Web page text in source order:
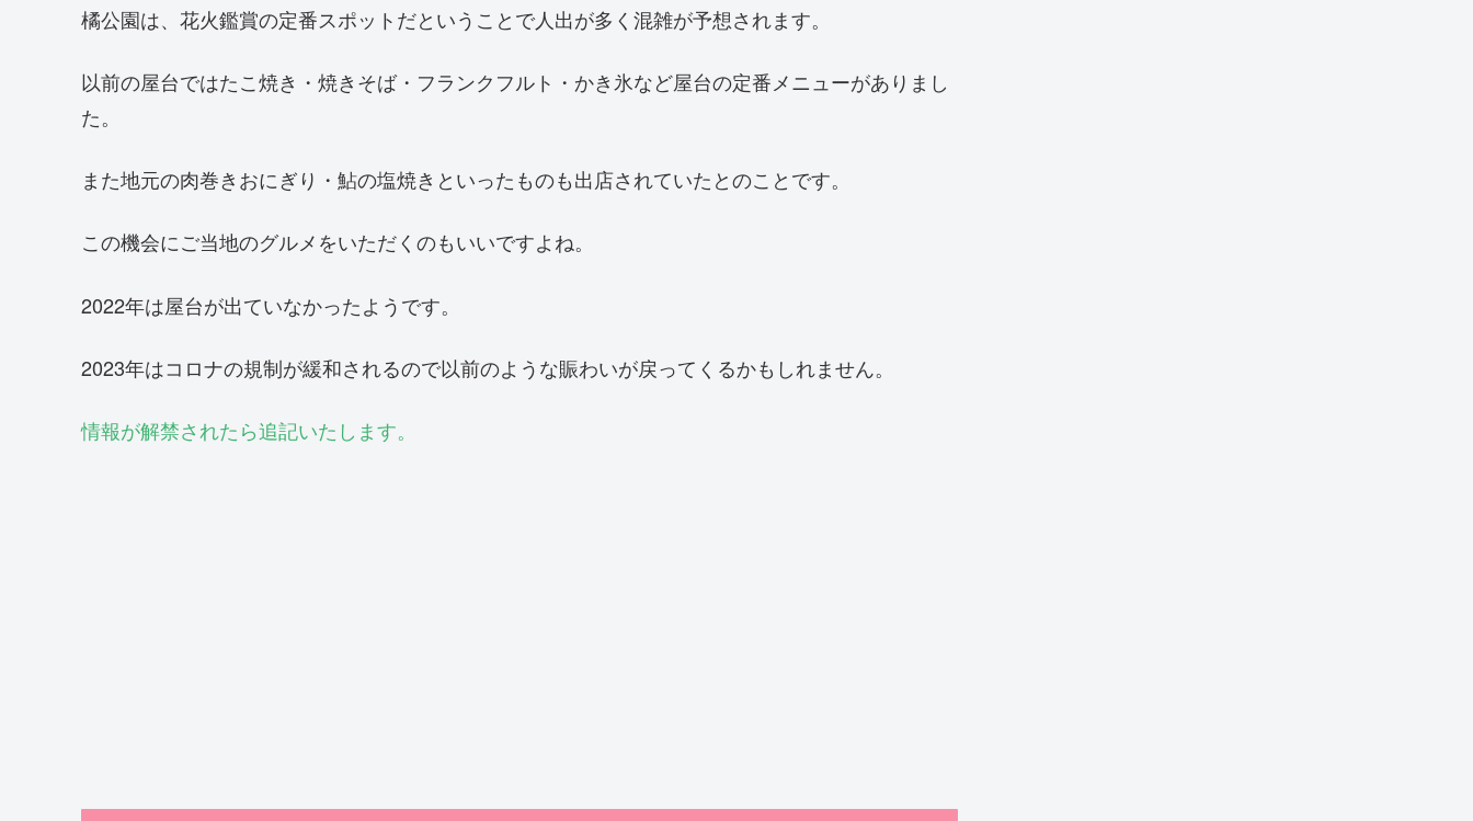
橘公園は、花火鑑賞の定番スポットだということで人出が多く混雑が予想されます。
以前の屋台ではたこ焼き・焼きそば・フランクフルト・かき氷など屋台の定番メニューがありまし
た。
また地元の肉巻きおにぎり・鮎の塩焼きといったものも出店されていたとのことです。
この機会にご当地のグルメをいただくのもいいですよね。
2022年は屋台が出ていなかったようです。
2023年はコロナの規制が緩和されるので以前のような賑わいが戻ってくるかもしれません。
情報が解禁されたら追記いたします。